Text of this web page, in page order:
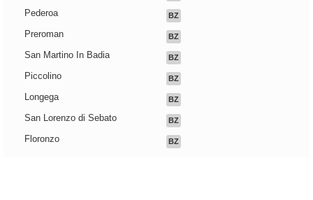
Pederoa BZ
Preroman BZ
San Martino In Badia BZ
Piccolino BZ
Longega BZ
San Lorenzo di Sebato BZ
Floronzo BZ